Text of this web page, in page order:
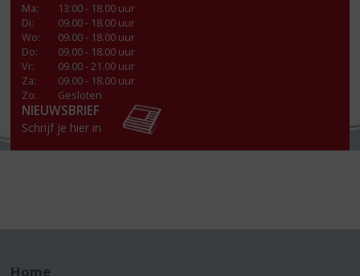
Ma:
13:00 - 18.00 uur
Di:
09.00 - 18.00 uur
Wo:
09.00 - 18.00 uur
Do:
09.00 - 18.00 uur
Vr:
09.00 - 21.00 uur
Za:
09.00 - 18.00 uur
Zo:
Gesloten
NIEUWSBRIEF
Schrijf je hier in
Home